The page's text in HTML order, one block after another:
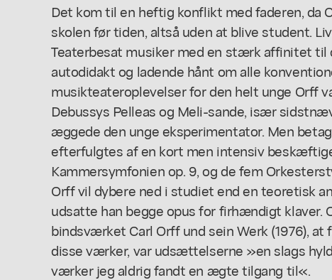
Det kom til en heftig konflikt med faderen, da
skolen før tiden, altså uden at blive student.
Teaterbesat musiker med en stærk affinitet
autodidakt og ladende hånt om alle
musikteateroplevelser for den helt unge Orff
Debussys Pelleas og Meli-sande, især
æggede den unge eksperimentator. Men
efterfulgtes af en kort men intensiv
Kammersymfonienop. 9, og de fem
Orff vil dybere ned i studiet end en teoretisk
udsatte han begge opus for firhændigt klaver.
bindsværket Carl Orff und sein Werk (1976),
disse værker, var udsættelserne »en slags
værker jeg aldrig fandt en ægte tilgang til«.